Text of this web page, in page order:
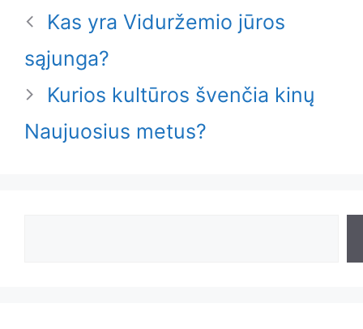
Kas yra Viduržemio jūros
sąjunga?
Kurios kultūros švenčia kinų
Naujuosius metus?